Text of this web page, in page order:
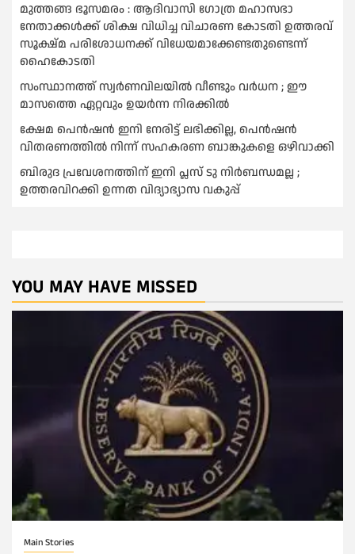
മുത്തങ്ങ ഭൂസമരം : ആദിവാസി ഗോത്ര മഹാസഭാ
നേതാക്കള്‍ക്ക് ശിക്ഷ വിധിച്ച വിചാരണ കോടതി ഉത്തരവ്
സൂക്ഷ്മ പരിശോധനക്ക് വിധേയമാക്കേണ്ടതുണ്ടെന്ന്
ഹൈകോടതി
സംസ്ഥാനത്ത് സ്വര്‍ണവിലയില്‍ വീണ്ടും വര്‍ധന ; ഈ
മാസത്തെ ഏറ്റവും ഉയര്‍ന്ന നിരക്കില്‍
ക്ഷേമ പെൻഷൻ ഇനി നേരിട്ട് ലഭിക്കില്ല, പെൻഷൻ
വിതരണത്തില്‍ നിന്ന് സഹകരണ ബാങ്കുകളെ ഒഴിവാക്കി
ബിരുദ പ്രവേശനത്തിന് ഇനി പ്ലസ് ടു നിര്‍ബന്ധമല്ല ;
ഉത്തരവിറക്കി ഉന്നത വിദ്യാഭ്യാസ വകുപ്പ്
YOU MAY HAVE MISSED
Main Stories